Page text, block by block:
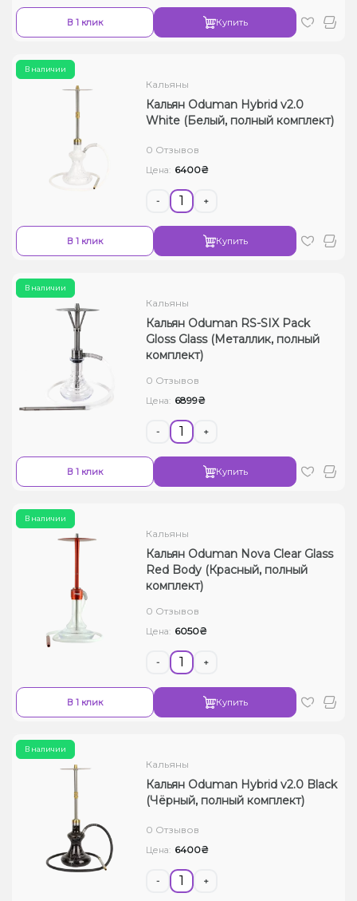
В 1 клик Купить
В наличии
Кальяны
Кальян Oduman Hybrid v2.0
White (Белый, полный комплект)
0 Отзывов
Цена: 6400₴
- +
В 1 клик Купить
В наличии
Кальяны
Кальян Oduman RS-SIX Pack
Gloss Glass (Металлик, полный
комплект)
0 Отзывов
Цена: 6899₴
- +
В 1 клик Купить
В наличии
Кальяны
Кальян Oduman Nova Clear Glass
Red Body (Красный, полный
комплект)
0 Отзывов
Цена: 6050₴
- +
В 1 клик Купить
В наличии
Кальяны
Кальян Oduman Hybrid v2.0 Black
(Чёрный, полный комплект)
0 Отзывов
Цена: 6400₴
- +